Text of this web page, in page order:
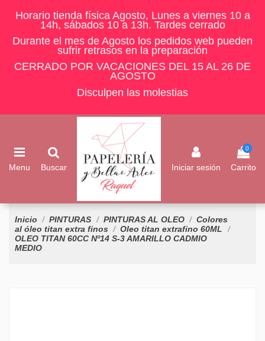
Horario tienda física Agosto, Lunes a viernes 10 a
14h, sábados 10 a 13h. Tardes cerrado
Durante el mes de Agosto los pedidos web pueden
sufrir retrasos en la preparación
CERRADO POR VACACIONES DEL 15 AL 26 DE
AGOSTO
Disculpen las molestias
Menu Buscar Iniciar sesión
0
Carrito
Inicio PINTURAS PINTURAS AL OLEO
Colores
al óleo titan extra finos
Oleo titan extrafino 60ML
OLEO TITAN 60CC Nº14 S-3 AMARILLO CADMIO
MEDIO